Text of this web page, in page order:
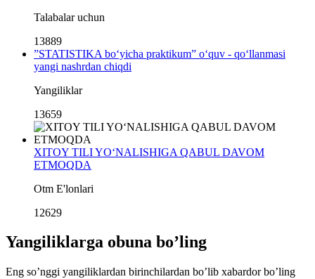
Talabalar uchun
13889
”STATISTIKA bo‘yicha praktikum” o‘quv - qo‘llanmasi
yangi nashrdan chiqdi
Yangiliklar
13659
XITOY TILI YO‘NALISHIGA QABUL DAVOM
ETMOQDA
Otm E'lonlari
12629
Yangiliklarga obuna boʼling
Eng soʼnggi yangiliklardan birinchilardan boʼlib xabardor boʼling